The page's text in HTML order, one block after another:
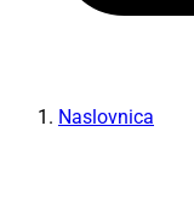
Naslovnica